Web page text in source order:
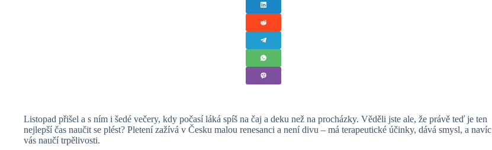
Listopad přišel a s ním i šedé večery, kdy počasí láká spíš na čaj a deku než na procházky. Věděli jste ale, že právě teď je ten
nejlepší čas naučit se plést? Pletení zažívá v Česku malou renesanci a není divu – má terapeutické účinky, dává smysl, a navíc
vás naučí trpělivosti.